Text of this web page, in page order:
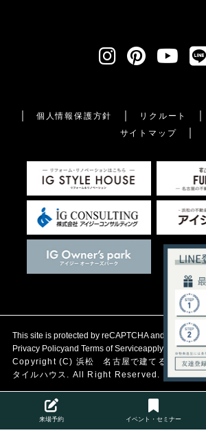
個人情報保護方針 リクルート
サイトマップ
This site is protected by reCAPTCHA and the Google
Privacy Policyand Terms of Serviceapply.
Copyright (C) 浜松 名古屋で建てる自然素材
タイルハウス. All Right Reserved.
来場予約 イベント・セミナー